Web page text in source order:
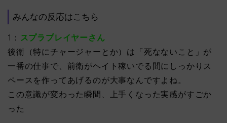
みんなの反応はこちら
1： スプラプレイヤーさん
後衛（特にチャージャーとか）は「死なないこと」が
一番の仕事で、前衛がヘイト稼いでる間にしっかりス
ペースを作ってあげるのが大事なんですよね。
この意識が変わった瞬間、上手くなった実感がすごか
った